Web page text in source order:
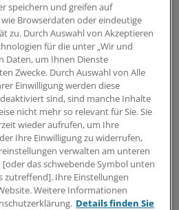
Arbeit in der Woche
tatsächlicher und gewünschter
betrage 49,2 zu 37,8
klaffen also weit
Martin Wollenberg, erster
Manche
arbeiteten bis zu 60
füllen niedersächsische
-ärzte über 2700 Vollzeit-
speichern und greifen auf
Browserdaten oder eindeutige
zu. Durch Auswahl von Akzeptieren
für die unter „Wir und
Daten, um Ihnen Dienste
Zwecke. Durch Auswahl von Alle
Einwilligung werden diese
sind, sind manche Inhalte
nicht mehr so relevant für Sie. Sie
wieder aufrufen, um Ihre
Ihre Einwilligung zu widerrufen,
verwalten am unteren
[oder das schwebende Symbol unten
zutreffend]. Ihre Einstellungen
Weitere Informationen
Details finden Sie